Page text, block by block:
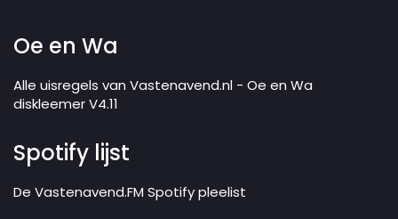
Oe en Wa
Alle uisregels van Vastenavend.nl - Oe en Wa
diskleemer V4.11
Spotify lijst
De Vastenavend.FM Spotify pleelist